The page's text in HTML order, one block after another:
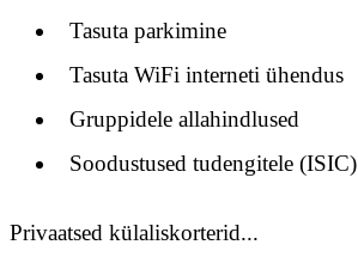
Tasuta parkimine
Tasuta WiFi interneti ühendus
Gruppidele allahindlused
Soodustused tudengitele (ISIC)
Privaatsed külaliskorterid...